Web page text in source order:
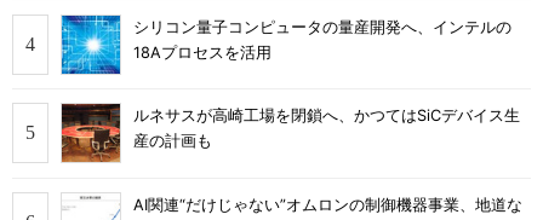
シリコン量子コンピュータの量産開発へ、インテルの
18Aプロセスを活用
ルネサスが高崎工場を閉鎖へ、かつてはSiCデバイス生
産の計画も
AI関連“だけじゃない”オムロンの制御機器事業、地道な